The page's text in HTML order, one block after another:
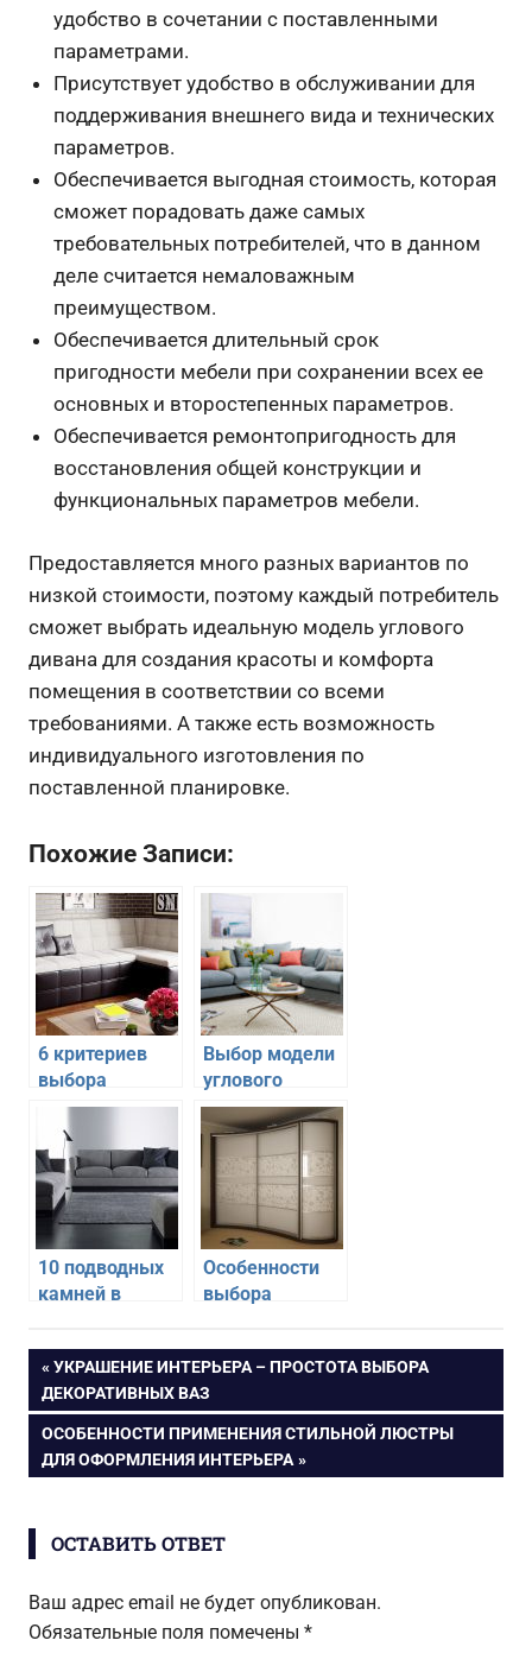
удобство в сочетании с поставленными
параметрами.
Присутствует удобство в обслуживании для
поддерживания внешнего вида и технических
параметров.
Обеспечивается выгодная стоимость, которая
сможет порадовать даже самых
требовательных потребителей, что в данном
деле считается немаловажным
преимуществом.
Обеспечивается длительный срок
пригодности мебели при сохранении всех ее
основных и второстепенных параметров.
Обеспечивается ремонтопригодность для
восстановления общей конструкции и
функциональных параметров мебели.
Предоставляется много разных вариантов по
низкой стоимости, поэтому каждый потребитель
сможет выбрать идеальную модель углового
дивана для создания красоты и комфорта
помещения в соответствии со всеми
требованиями. А также есть возможность
индивидуального изготовления по
поставленной планировке.
Похожие Записи:
6 критериев
выбора
углового
дивана на
кухню
Выбор модели
углового
дивана в
гостиную
10 подводных
камней в
для гостиной
Особенности
выбора
шкафа-купе в
спальню
Навигация
по
записям
ПРЕДЫДУЩАЯ
ЗАПИСЬ:
УКРАШЕНИЕ ИНТЕРЬЕРА – ПРОСТОТА ВЫБОРА
ДЕКОРАТИВНЫХ ВАЗ
СЛЕДУЮЩАЯ
ЗАПИСЬ:
ОСОБЕННОСТИ ПРИМЕНЕНИЯ СТИЛЬНОЙ ЛЮСТРЫ
ДЛЯ ОФОРМЛЕНИЯ ИНТЕРЬЕРА
ОСТАВИТЬ ОТВЕТ
Ваш адрес email не будет опубликован.
Обязательные поля помечены *